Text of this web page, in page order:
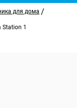
для дома /
Station 1